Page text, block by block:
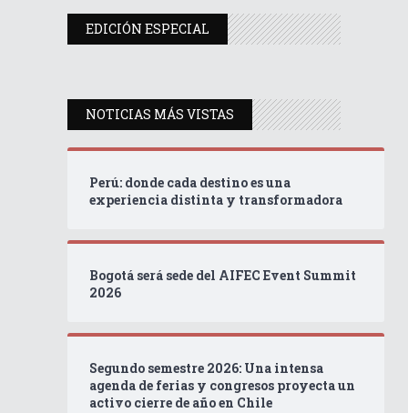
EDICIÓN ESPECIAL
NOTICIAS MÁS VISTAS
Perú: donde cada destino es una
experiencia distinta y transformadora
Bogotá será sede del AIFEC Event Summit
2026
Segundo semestre 2026: Una intensa
agenda de ferias y congresos proyecta un
activo cierre de año en Chile